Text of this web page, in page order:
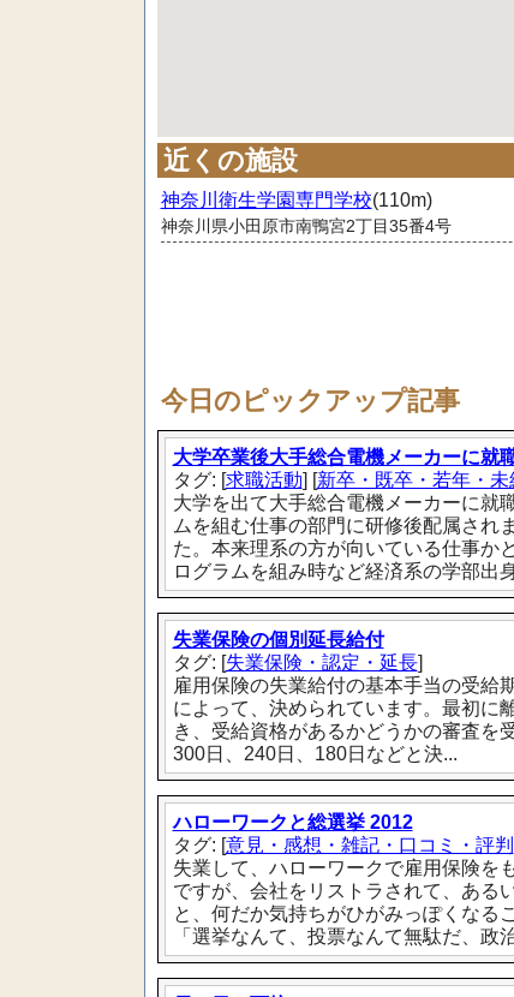
近くの施設
神奈川衛生学園専門学校(110m)
神奈川県小田原市南鴨宮2丁目35番4号
今日のピックアップ記事
大学卒業後大手総合電機メーカーに就
タグ: [求職活動] [新卒・既卒・若年・未
大学を出て大手総合電機メーカーに就
ムを組む仕事の部門に研修後配属され
た。本来理系の方が向いている仕事か
ログラムを組み時など経済系の学部出
失業保険の個別延長給付
タグ: [失業保険・認定・延長]
雇用保険の失業給付の基本手当の受給
によって、決められています。最初に
き、受給資格があるかどうかの審査を
300日、240日、180日などと決...
ハローワークと総選挙 2012
タグ: [意見・感想・雑記・口コミ・評判
失業して、ハローワークで雇用保険を
ですが、会社をリストラされて、ある
と、何だか気持ちがひがみっぽくなる
「選挙なんて、投票なんて無駄だ、政